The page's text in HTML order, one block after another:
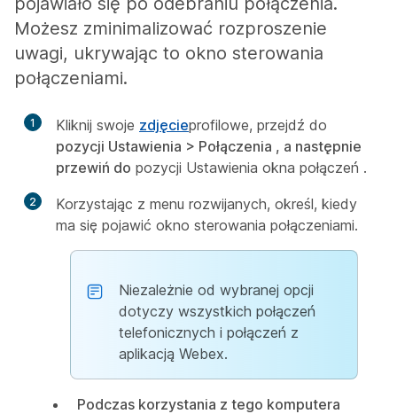
Możesz zminimalizować rozproszenie
uwagi, ukrywając to okno sterowania
połączeniami.
1 Kliknij swoje zdjęcieprofilowe, przejdź do
pozycji Ustawienia > Połączenia , a następnie
przewiń do pozycji Ustawienia okna połączeń .
2
Korzystając z menu rozwijanych, określ, kiedy
ma się pojawić okno sterowania połączeniami.
Niezależnie od wybranej opcji
dotyczy wszystkich połączeń
telefonicznych i połączeń z
aplikacją Webex.
Podczas korzystania z tego komputera